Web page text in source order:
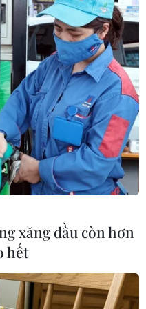
chiến lược toàn
xăng dầu còn hơn
hết